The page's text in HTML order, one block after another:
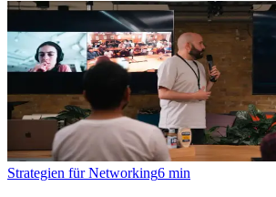
Strategien für Networking6 min